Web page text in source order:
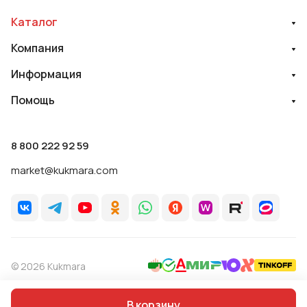
Каталог
Компания
Информация
Помощь
8 800 222 92 59
market@kukmara.com
© 2026 Kukmara
Политика обработки персональных данных